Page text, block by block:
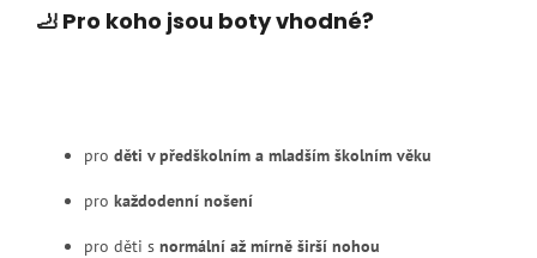
🦶 Pro koho jsou boty vhodné?
pro děti v předškolním a mladším školním věku
pro každodenní nošení
pro děti s normální až mírně širší nohou